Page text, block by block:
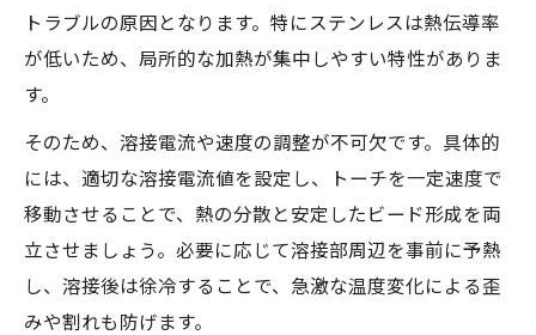
トラブルの原因となります。特にステンレスは熱伝導率
が低いため、局所的な加熱が集中しやすい特性がありま
す。
そのため、溶接電流や速度の調整が不可欠です。具体的
には、適切な溶接電流値を設定し、トーチを一定速度で
移動させることで、熱の分散と安定したビード形成を両
立させましょう。必要に応じて溶接部周辺を事前に予熱
し、溶接後は徐冷することで、急激な温度変化による歪
みや割れも防げます。